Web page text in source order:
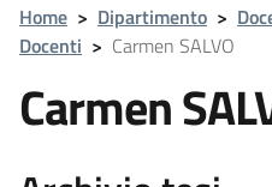
Home > Dipartimento >
Docenti > Carmen SALVO
Carmen